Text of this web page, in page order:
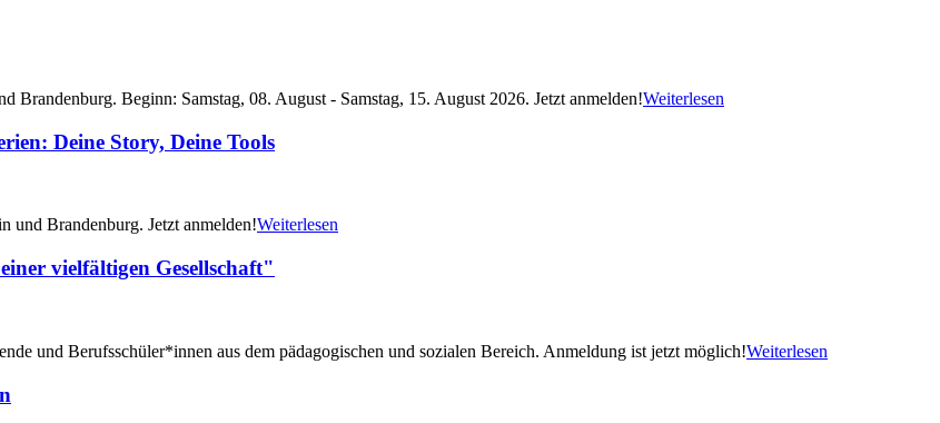
Beginn: Samstag, 08. August - Samstag, 15. August 2026. Jetzt anmelden!Weiterlesen
Deine Story, Deine Tools
und Brandenburg. Jetzt anmelden!Weiterlesen
vielfältigen Gesellschaft"
und Berufsschüler*innen aus dem pädagogischen und sozialen Bereich. Anmeldung ist jetzt möglich!Weiterlesen